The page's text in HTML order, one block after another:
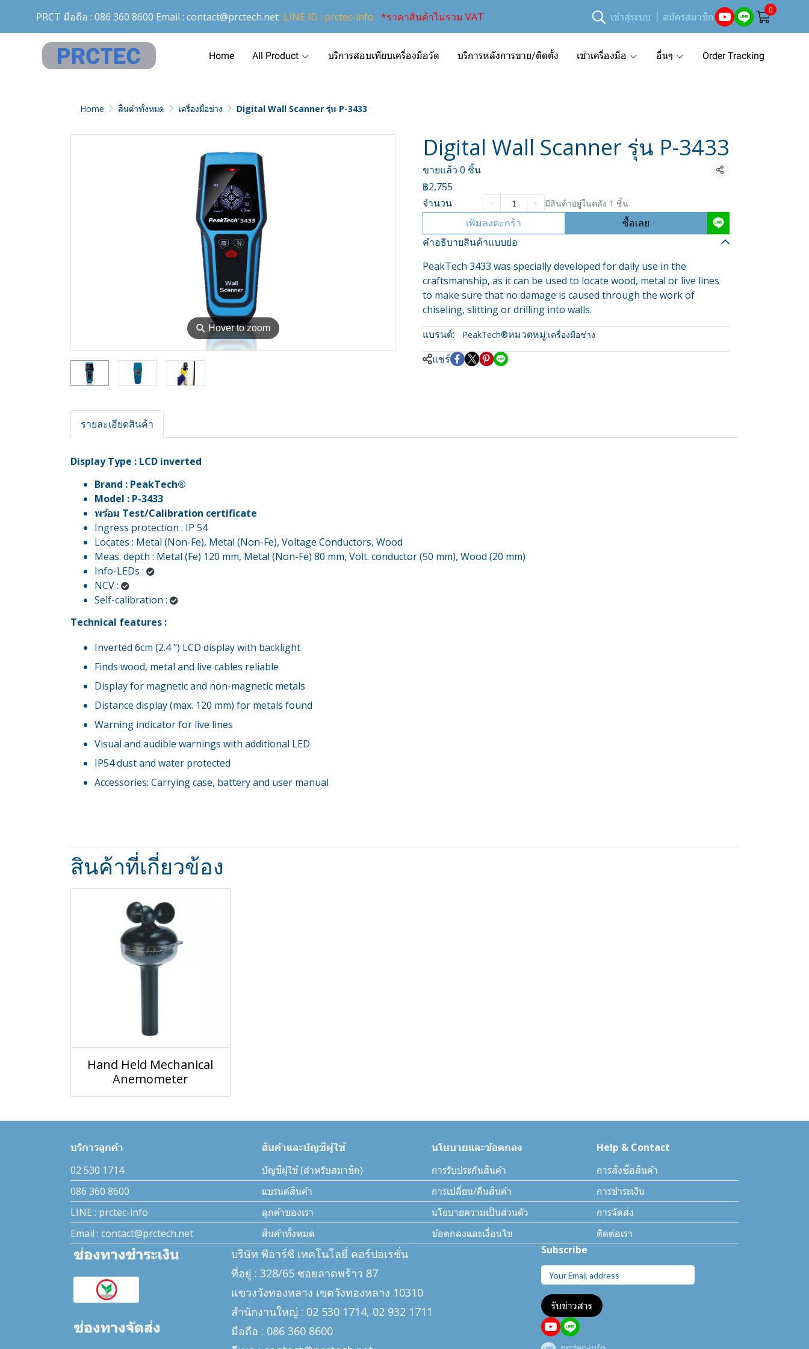
PRCT มือถือ : 086 360 8600 Email : contact@prctech.net LINE ID : prctec-info *ราคาสินค้าไม่รวม VAT เข้าสู่ระบบ สมัครสมาชิก
0
Home All Product บริการสอบเทียบเครื่องมือวัด บริการหลังการขาย/ติดตั้ง เช่าเครื่องมือ อื่นๆ Order Tracking
Home สินค้าทั้งหมด เครื่องมือช่าง Digital Wall Scanner รุ่น P-3433
⚲ Hover to zoom
Digital Wall Scanner รุ่น P-3433
ขายแล้ว 0 ชิ้น
แชร์
฿2,755
จำนวน
มีสินค้าอยู่ในคลัง 1 ชิ้น
เพิ่มลงตะกร้า
ซื้อเลย
คำอธิบายสินค้าแบบย่อ
PeakTech 3433 was specially developed for daily use in the
craftsmanship, as it can be used to locate wood, metal or live lines
to make sure that no damage is caused through the work of
chiseling, slitting or drilling into walls.
แบรนด์:
PeakTech®หมวดหมู่:เครื่องมือช่าง
แชร์
รายละเอียดสินค้า
Display Type : LCD inverted
Brand : PeakTech®
Model : P-3433
พร้อม Test/Calibration certificate
Ingress protection : IP 54
Locates : Metal (Non-Fe), Metal (Non-Fe), Voltage Conductors, Wood
Meas. depth : Metal (Fe) 120 mm, Metal (Non-Fe) 80 mm, Volt. conductor (50 mm), Wood (20 mm)
Info-LEDs :
NCV :
Self-calibration :
Technical features :
Inverted 6cm (2.4 ") LCD display with backlight
Finds wood, metal and live cables reliable
Display for magnetic and non-magnetic metals
Distance display (max. 120 mm) for metals found
Warning indicator for live lines
Visual and audible warnings with additional LED
IP54 dust and water protected
Accessories: Carrying case, battery and user manual
สินค้าที่เกี่ยวข้อง
Hand Held Mechanical
Anemometer
บริการลูกค้า
02 530 1714
086 360 8600
LINE : prctec-info
Email : contact@prctech.net
สินค้าและบัญชีผู้ใช้
บัญชีผู้ใช้ (สำหรับสมาชิก)
แบรนด์สินค้า
ลูกค้าของเรา
สินค้าทั้งหมด
นโยบายและข้อตกลง
การรับประกันสินค้า
การเปลี่ยน/คืนสินค้า
นโยบายความเป็นส่วนตัว
ข้อตกลงและเงื่อนไข
Help & Contact
การสั่งซื้อสินค้า
การชำระเงิน
การจัดส่ง
ติดต่อเรา
บริษัท พีอาร์ซี เทคโนโลยี่ คอร์ปอเรชั่น
ที่อยู่ : 328/65 ซอยลาดพร้าว 87
แขวงวังทองหลาง เขตวังทองหลาง 10310
สำนักงานใหญ่ : 02 530 1714, 02 932 1711
มือถือ : 086 360 8600
Subscribe
รับข่าวสาร